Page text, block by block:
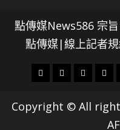
點傳媒News586 宗旨
點傳媒|線上記者
頭
財
地
社
文
科
技
Copyright © All